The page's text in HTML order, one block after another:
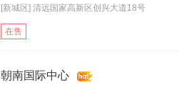
[新城区] 清远国家高新区创兴大道18号
在售
朝南国际中心